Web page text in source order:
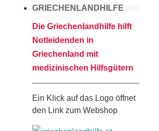
GRIECHENLANDHILFE
Die Griechenlandhilfe hilft
Notleidenden in
Griechenland mit
medizinischen Hilfsgütern
Ein Klick auf das Logo öffnet
den Link zum Webshop